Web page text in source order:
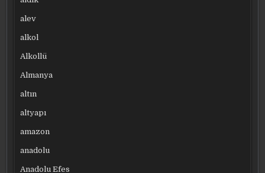
alev
alkol
Alkollü
Almanya
altın
altyapı
amazon
anadolu
Anadolu Efes